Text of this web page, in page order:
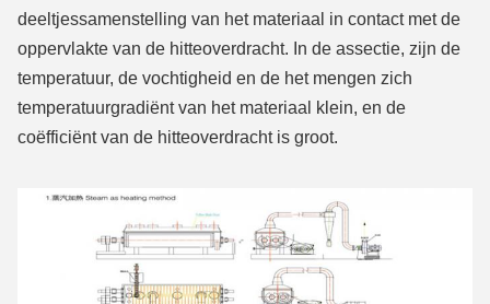
deeltjessamenstelling van het materiaal in contact met de
oppervlakte van de hitteoverdracht. In de assectie, zijn de
temperatuur, de vochtigheid en de het mengen zich
temperatuurgradiënt van het materiaal klein, en de
coëfficiënt van de hitteoverdracht is groot.